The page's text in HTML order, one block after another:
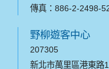
傳真：886-2-2498-
野柳遊客中心
207305
新北市萬里區港東路